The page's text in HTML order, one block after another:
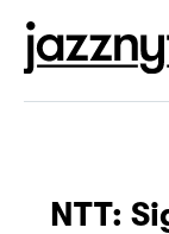
NTT: